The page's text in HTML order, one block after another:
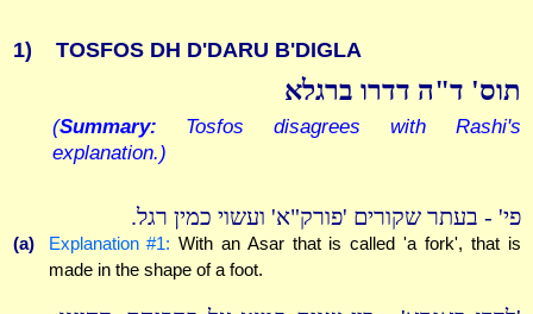
1) TOSFOS DH D'DARU B'DIGLA
תוס' ד"ה דדרו ברגלא
(Summary: Tosfos disagrees with Rashi's
explanation.)
פי' - בעתר שקורים 'פורק"א' ועשוי כמין רגל.
(a) Explanation #1: With an Asar that is called 'a fork', that is
made in the shape of a foot.